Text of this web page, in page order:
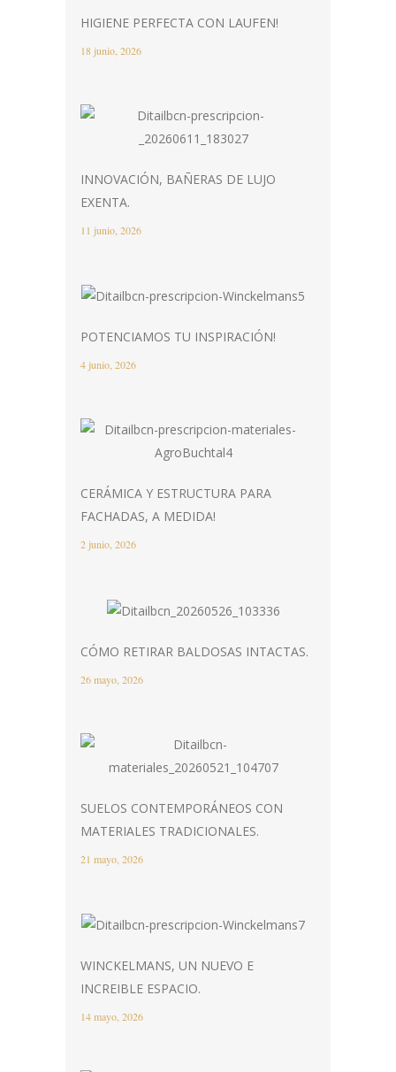
HIGIENE PERFECTA CON LAUFEN!
18 junio, 2026
INNOVACIÓN, BAÑERAS DE LUJO
EXENTA.
11 junio, 2026
POTENCIAMOS TU INSPIRACIÓN!
4 junio, 2026
CERÁMICA Y ESTRUCTURA PARA
FACHADAS, A MEDIDA!
2 junio, 2026
CÓMO RETIRAR BALDOSAS INTACTAS.
26 mayo, 2026
SUELOS CONTEMPORÁNEOS CON
MATERIALES TRADICIONALES.
21 mayo, 2026
WINCKELMANS, UN NUEVO E
INCREIBLE ESPACIO.
14 mayo, 2026